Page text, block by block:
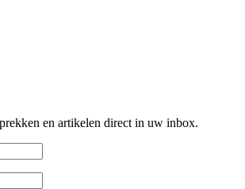
en artikelen direct in uw inbox.